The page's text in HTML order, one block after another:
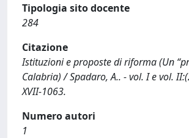
Tipologia sito docente
284
Citazione
Istituzioni e proposte di riforma (Un
Calabria) / Spadaro, A.. - vol. I e vol.
XVII-1063.
Numero autori
1